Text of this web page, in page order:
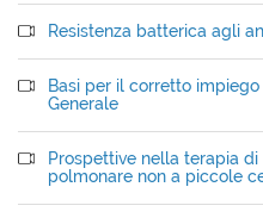
Resistenza batterica agli
Basi per il corretto
Generale
Prospettive nella terapia
polmonare non a piccole